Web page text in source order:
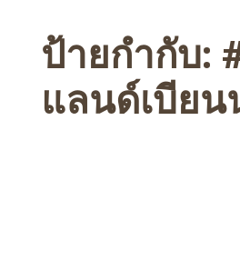
ป้ายกำกับ:
แลนด์เบียน